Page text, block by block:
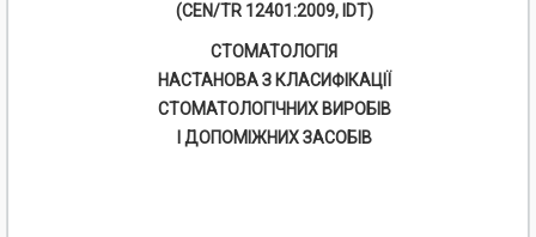
(CEN/TR 12401:2009, IDT)
СТОМАТОЛОГІЯ
НАСТАНОВА З КЛАСИФІКАЦІЇ
СТОМАТОЛОГІЧНИХ ВИРОБІВ
І ДОПОМІЖНИХ ЗАСОБІВ